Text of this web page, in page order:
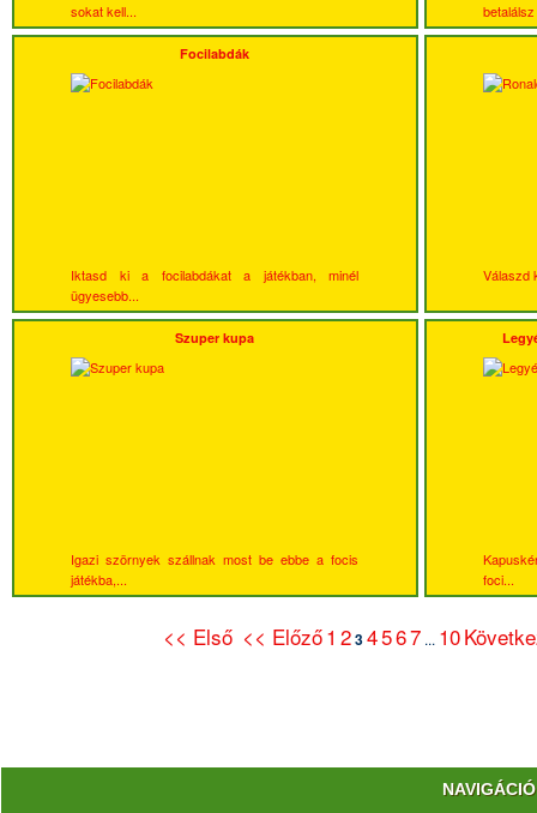
sokat kell...
Focilabdák
Iktasd ki a focilabdákat a játékban, minél
ügyesebb...
Válaszd
Szuper kupa
Igazi szörnyek szállnak most be ebbe a focis
játékba,...
foci...
<< Első << Előző1 234567 ... 10